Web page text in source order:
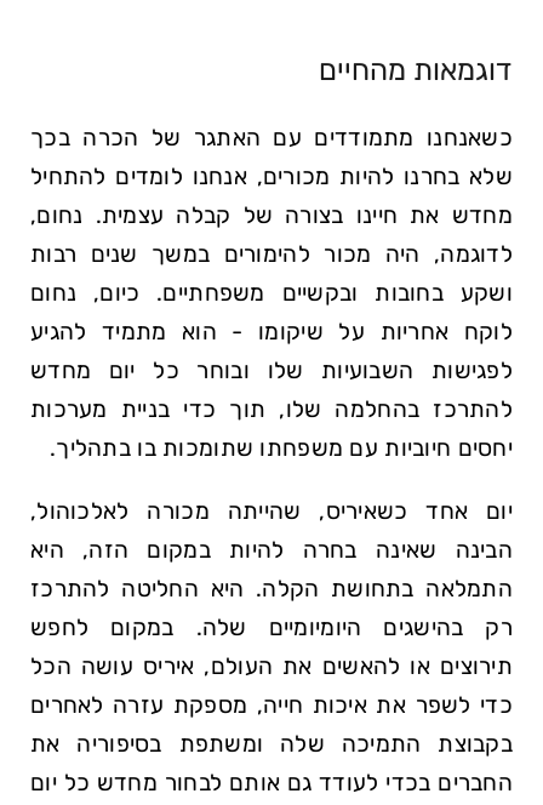
דוגמאות מהחיים
כשאנחנו מתמודדים עם האתגר של הכרה בכך
שלא בחרנו להיות מכורים, אנחנו לומדים להתחיל
מחדש את חיינו בצורה של קבלה עצמית. נחום,
לדוגמה, היה מכור להימורים במשך שנים רבות
ושקע בחובות ובקשיים משפחתיים. כיום, נחום
לוקח אחריות על שיקומו - הוא מתמיד להגיע
לפגישות השבועיות שלו ובוחר כל יום מחדש
להתרכז בהחלמה שלו, תוך כדי בניית מערכות
יחסים חיוביות עם משפחתו שתומכות בו בתהליך.
יום אחד כשאיריס, שהייתה מכורה לאלכוהול,
הבינה שאינה בחרה להיות במקום הזה, היא
התמלאה בתחושת הקלה. היא החליטה להתרכז
רק בהישגים היומיומיים שלה. במקום לחפש
תירוצים או להאשים את העולם, איריס עושה הכל
כדי לשפר את איכות חייה, מספקת עזרה לאחרים
בקבוצת התמיכה שלה ומשתפת בסיפוריה את
החברים בכדי לעודד גם אותם לבחור מחדש כל יום